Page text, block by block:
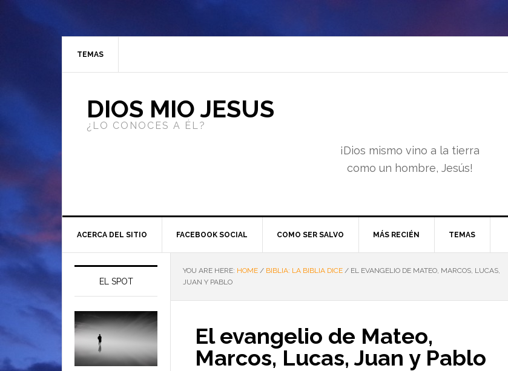
TEMAS
DIOS MIO JESUS
¿LO CONOCES A ÉL?
¡Dios mismo vino a la tierra
como un hombre, Jesús!
ACERCA DEL SITIO FACEBOOK SOCIAL COMO SER SALVO MÁS RECIÉN TEMAS
YOU ARE HERE: HOME / BIBLIA: LA BIBLIA DICE / EL EVANGELIO DE MATEO, MARCOS, LUCAS,
JUAN Y PABLO
El evangelio de Mateo,
Marcos, Lucas, Juan y Pablo
EL SPOT